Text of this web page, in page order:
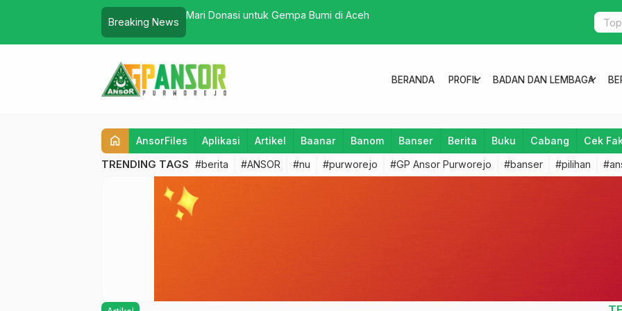
Breaking News
Mari Donasi untuk Gempa Bumi di Aceh
BERANDA PROFIL
expand_more BADAN DAN LEMBAGA
expand_more
home AnsorFiles Aplikasi Artikel Baanar Banom Banser Berita Buku Cabang Cek
TRENDING TAGS #berita #ANSOR #nu #purworejo #GP Ansor Purworejo #banser #pilihan